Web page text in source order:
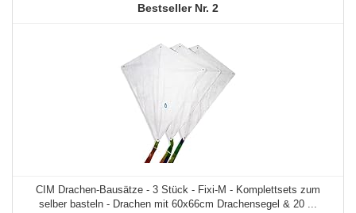
2
CIM Drachen-Bausätze - 3 Stück - Fixi-M - Komplettsets zum
selber basteln - Drachen mit 60x66cm Drachensegel & 20 ...